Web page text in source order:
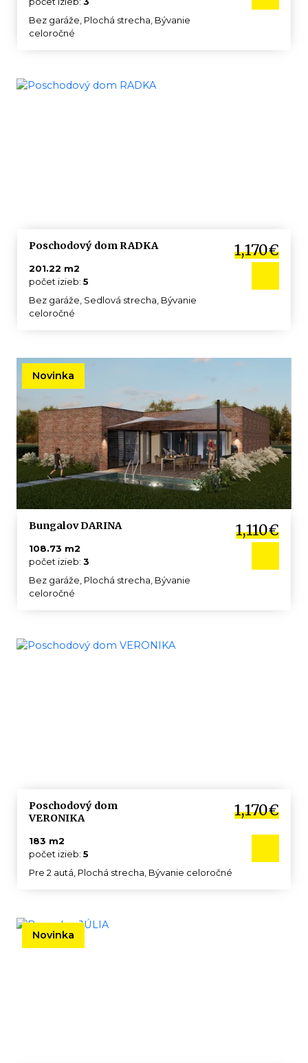
Bez garáže, Plochá strecha, Bývanie
celoročné
Poschodový dom RADKA 1,170€
201.22 m2
počet izieb: 5
Bez garáže, Sedlová strecha, Bývanie
celoročné
Novinka
Bungalov DARINA 1,110€
108.73 m2
počet izieb: 3
Bez garáže, Plochá strecha, Bývanie
celoročné
Poschodový dom
VERONIKA
1,170€
183 m2
počet izieb: 5
Pre 2 autá, Plochá strecha, Bývanie celoročné
Novinka